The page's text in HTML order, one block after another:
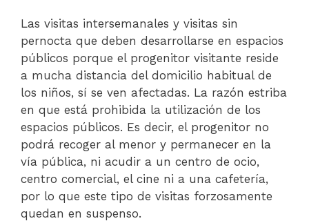
Las visitas intersemanales y visitas sin
pernocta que deben desarrollarse en espacios
públicos porque el progenitor visitante reside
a mucha distancia del domicilio habitual de
los niños, sí se ven afectadas. La razón estriba
en que está prohibida la utilización de los
espacios públicos. Es decir, el progenitor no
podrá recoger al menor y permanecer en la
vía pública, ni acudir a un centro de ocio,
centro comercial, el cine ni a una cafetería,
por lo que este tipo de visitas forzosamente
quedan en suspenso.